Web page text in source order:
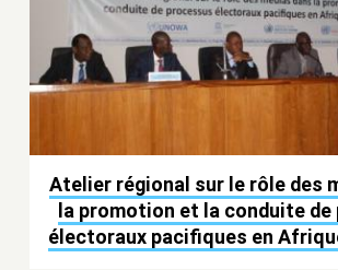
Atelier régional sur le rôle des
la promotion et la conduite
électoraux pacifiques en